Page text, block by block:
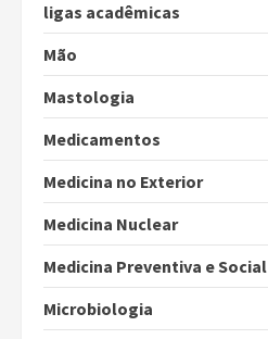
ligas acadêmicas
Mão
Mastologia
Medicamentos
Medicina no Exterior
Medicina Nuclear
Medicina Preventiva e Social
Microbiologia